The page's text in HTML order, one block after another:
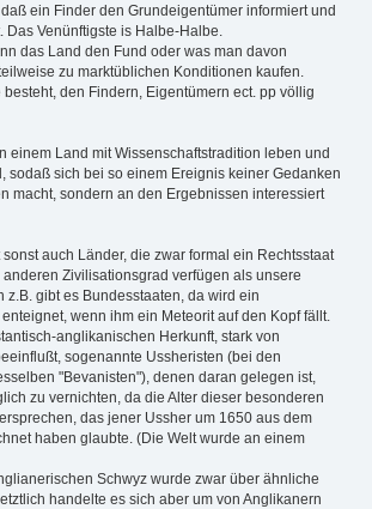
ein Finder den Grundeigentümer informiert und
Venünftigste is Halbe-Halbe.
das Land den Fund oder was man davon
zu marktüblichen Konditionen kaufen.
besteht, den Findern, Eigentümern ect. pp völlig
einem Land mit Wissenschaftstradition leben und
sodaß sich bei so einem Ereignis keiner Gedanken
macht, sondern an den Ergebnissen interessiert
auch Länder, die zwar formal ein Rechtsstaat
Zivilisationsgrad verfügen als unsere
z.B. gibt es Bundesstaaten, da wird ein
wenn ihm ein Meteorit auf den Kopf fällt.
anglikanischen Herkunft, stark von
sogenannte Ussheristen (bei den
"Bevanisten"), denen daran gelegen ist,
zu vernichten, da die Alter dieser besonderen
das jener Ussher um 1650 aus dem
haben glaubte. (Die Welt wurde an einem
Schwyz wurde zwar über ähnliche
handelte es sich aber um von Anglikanern